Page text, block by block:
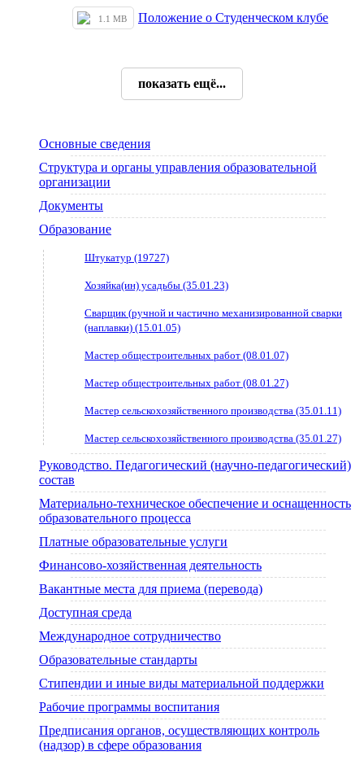
1.1 MB Положение о Студенческом клубе
показать ещё...
Основные сведения
Структура и органы управления образовательной
организации
Документы
Образование
Штукатур (19727)
Хозяйка(ин) усадьбы (35.01.23)
Сварщик (ручной и частично механизированной сварки
(наплавки) (15.01.05)
Мастер общестроительных работ (08.01.07)
Мастер общестроительных работ (08.01.27)
Мастер сельскохозяйственного производства (35.01.11)
Мастер сельскохозяйственного производства (35.01.27)
Руководство. Педагогический (научно-педагогический)
состав
Материально-техническое обеспечение и оснащенность
образовательного процесса
Платные образовательные услуги
Финансово-хозяйственная деятельность
Вакантные места для приема (перевода)
Доступная среда
Международное сотрудничество
Образовательные стандарты
Стипендии и иные виды материальной поддержки
Рабочие программы воспитания
Предписания органов, осуществляющих контроль
(надзор) в сфере образования